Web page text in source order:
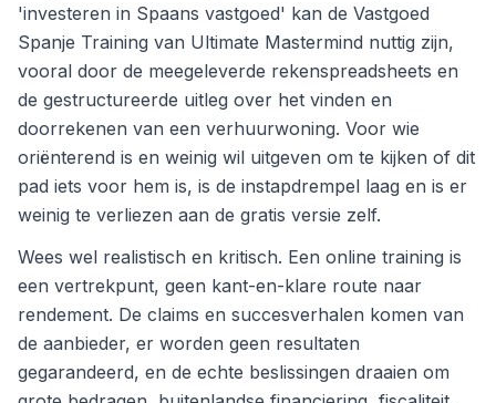
'investeren in Spaans vastgoed' kan de Vastgoed
Spanje Training van Ultimate Mastermind nuttig zijn,
vooral door de meegeleverde rekenspreadsheets en
de gestructureerde uitleg over het vinden en
doorrekenen van een verhuurwoning. Voor wie
oriënterend is en weinig wil uitgeven om te kijken of dit
pad iets voor hem is, is de instapdrempel laag en is er
weinig te verliezen aan de gratis versie zelf.
Wees wel realistisch en kritisch. Een online training is
een vertrekpunt, geen kant-en-klare route naar
rendement. De claims en succesverhalen komen van
de aanbieder, er worden geen resultaten
gegarandeerd, en de echte beslissingen draaien om